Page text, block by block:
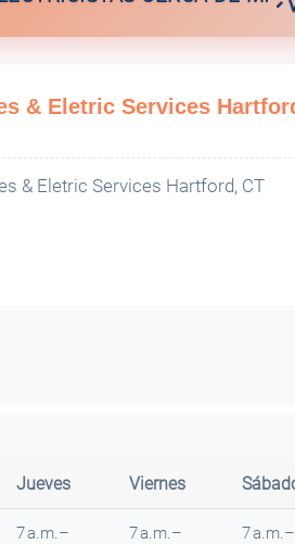
& Eletric Services
Jueves Viernes
7 a.m.–
7 a.m.–
7 a.m.–